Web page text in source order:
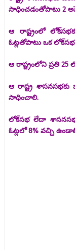
సాధించడంతోపాటు 2
ఆ రాష్ట్రంలో
ఓట్లతోపాటు ఒక
ఆ రాష్ట్రంలోని ప్రతి
ఆ రాష్ట్ర శాసనసభకు
సాధించాలి.
లోక్‌సభ లేదా
ఓట్లలో 8% వచ్చి